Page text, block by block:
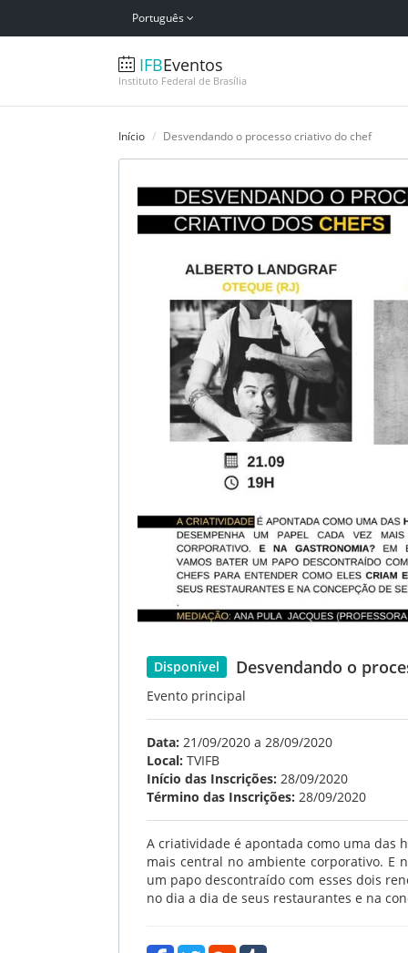
Português
IFBEventos
Instituto Federal de Brasília
Início Desvendando o processo criativo do chef
Disponível Desvendando o
Evento principal
Data: 21/09/2020 a 28/09/2020
Local: TVIFB
Início das Inscrições: 28/09/2020
Término das Inscrições: 28/09/2020
A criatividade é apontada como uma das
mais central no ambiente corporativo. E
um papo descontraído com esses dois
no dia a dia de seus restaurantes e na